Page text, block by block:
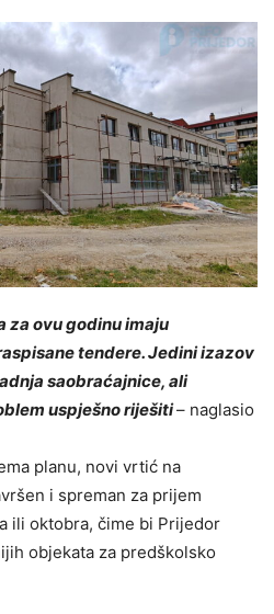
za ovu godinu imaju
tendere. Jedini izazov
saobraćajnice, ali
uspješno riješiti– naglasio
planu, novi vrtić na
i spreman za prijem
ili oktobra, čime bi Prijedor
objekata za predškolsko